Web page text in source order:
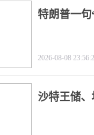
特朗普一
2026-08-08
沙特王储